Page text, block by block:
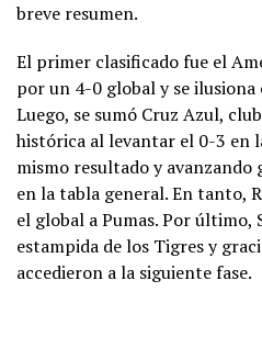
breve resumen.
El primer clasificado fue el
por un 4-0 global y se
Luego, se sumó Cruz Azul,
histórica al levantar el 0-3 en
mismo resultado y avanzando
en la tabla general. En tanto,
el global a Pumas. Por último,
estampida de los Tigres y
accedieron a la siguiente fase.